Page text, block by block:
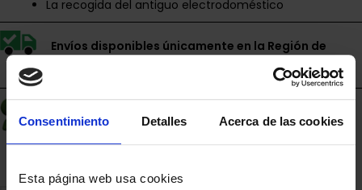
Consentimiento Detalles Acerca de las cookies
Esta página web usa cookies
La recogida del antiguo electrodoméstico
Envíos disponibles únicamente en la Región de